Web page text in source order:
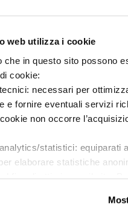
web utilizza i cookie
che in questo sito possono
cookie:
necessari per
e fornire eventuali servizi
non occorre
statistici: equiparati
elaborare statistiche
di profilazione/marketing:
LEONARDO